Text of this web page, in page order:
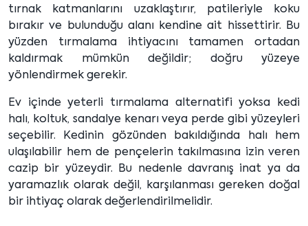
tırnak katmanlarını uzaklaştırır, patileriyle koku
bırakır ve bulunduğu alanı kendine ait hissettirir. Bu
yüzden tırmalama ihtiyacını tamamen ortadan
kaldırmak mümkün değildir; doğru yüzeye
yönlendirmek gerekir.
Ev içinde yeterli tırmalama alternatifi yoksa kedi
halı, koltuk, sandalye kenarı veya perde gibi yüzeyleri
seçebilir. Kedinin gözünden bakıldığında halı hem
ulaşılabilir hem de pençelerin takılmasına izin veren
cazip bir yüzeydir. Bu nedenle davranış inat ya da
yaramazlık olarak değil, karşılanması gereken doğal
bir ihtiyaç olarak değerlendirilmelidir.